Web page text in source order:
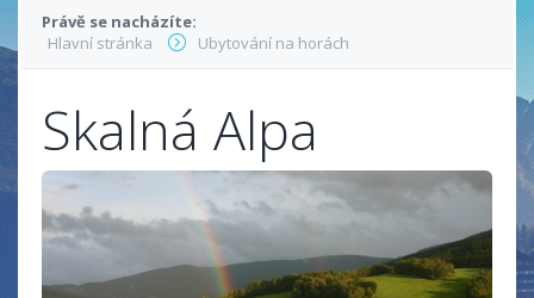
Právě se nacházíte:
Hlavní stránka
Ubytování na horách
Skalná Alpa